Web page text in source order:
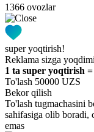
1366 ovozlar
super yoqtirish!
Reklama sizga
1 ta super yoqtirish
To'lash 50000 UZS
Bekor qilish
To'lash tugmachasini
sahifasiga olib boradi,
emas